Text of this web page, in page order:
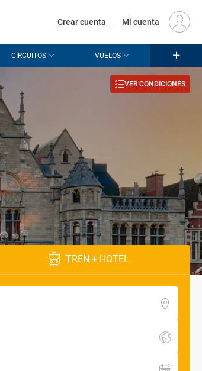
EUR
Crear cuenta | Mi cuenta
CIRCUITOS VUELOS
VER CONDICIONES
TREN + HOTEL